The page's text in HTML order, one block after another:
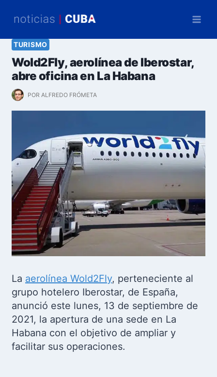
TURISMO
Wold2Fly, aerolínea de Iberostar,
abre oficina en La Habana
POR ALFREDO FRÓMETA
La aerolínea Wold2Fly, perteneciente al
grupo hotelero Iberostar, de España,
anunció este lunes, 13 de septiembre de
2021, la apertura de una sede en La
Habana con el objetivo de ampliar y
facilitar sus operaciones.